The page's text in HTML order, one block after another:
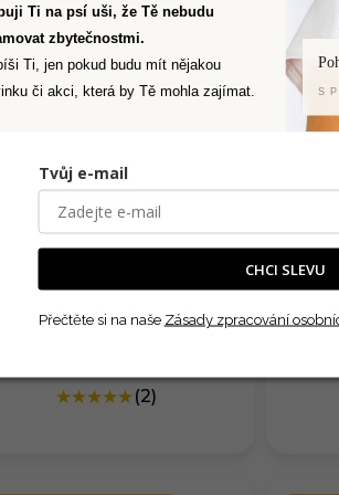
Kardigan Bambusák
(–12 %)
Průměrné
(2)
Ti na psí uši, že Tě nebudu
zbytečnostmi.
Ti, jen pokud budu mít nějakou
či akci, která by Tě mohla zajímat.
S
Tvůj e-mail
CHCI SLEVU
Přečtěte si na naše Zásady zpracování